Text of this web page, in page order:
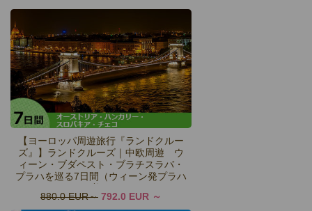
【ヨーロッパ周遊旅行『ランドクルー
ズ』】ランドクルーズ｜中欧周遊 ウ
ィーン・ブダペスト・ブラチスラバ・
プラハを巡る7日間（ウィーン発プラハ
880.0 EUR 792.0 EUR